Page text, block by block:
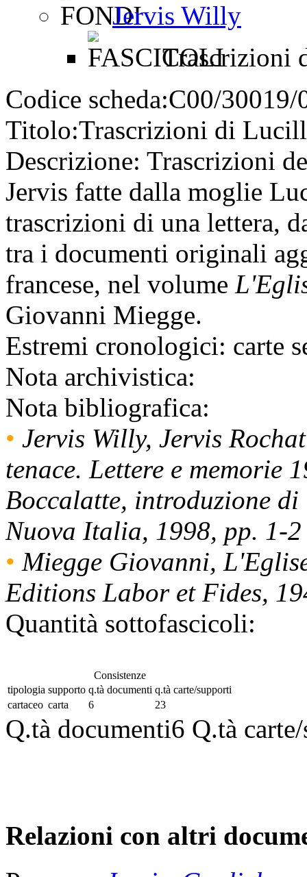
Jervis Willy
Trascrizioni
Codice scheda:C00/30019/
Titolo:Trascrizioni di
Descrizione: Trascrizioni
Jervis fatte dalla moglie
trascrizioni di una lettera,
tra i documenti originali
francese, nel volume
Giovanni Miegge.
Estremi cronologici: carte
Nota archivistica:
Nota bibliografica:
• Jervis Willy, Jervis
tenace. Lettere e memorie
Boccalatte, introduzione
Nuova Italia, 1998, pp. 1-2
• Miegge Giovanni,
Editions Labor et Fides,
Quantità sottofascicoli:
Consistenze
tipologia supporto q.tà documenti q.tà carte/supporti
cartaceo carta 6 23
Q.tà documenti6 Q.tà
Relazioni con altri